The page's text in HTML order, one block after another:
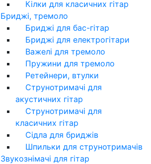
Кілки для класичних гітар
Бриджі, тремоло
Бриджі для бас-гітар
Бриджі для електрогітари
Важелі для тремоло
Пружини для тремоло
Ретейнери, втулки
Струнотримачі для
акустичних гітар
Струнотримачі для
класичних гітар
Сідла для бриджів
Шпильки для струнотримачів
Звукознімачі для гітар